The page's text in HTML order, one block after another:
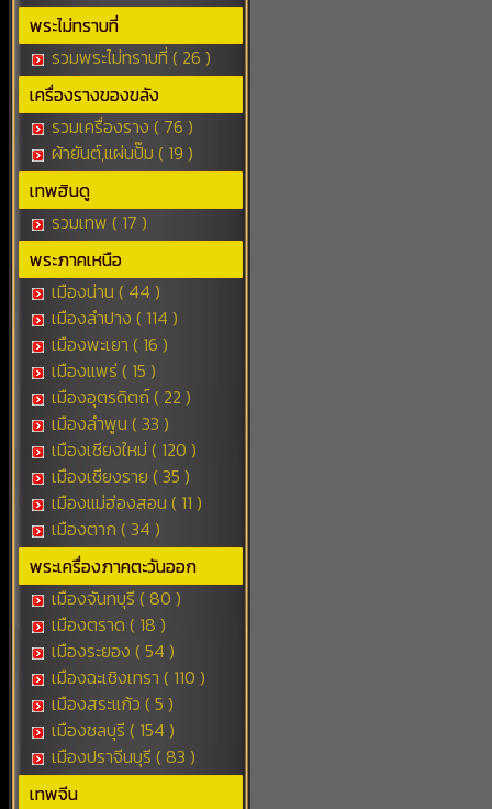
พระไม่ทราบที่
รวมพระไม่ทราบที่ ( 26 )
เครื่องรางของขลัง
รวมเครื่องราง ( 76 )
ผ้ายันต์,แผ่นปั๊ม ( 19 )
เทพฮินดู
รวมเทพ ( 17 )
พระภาคเหนือ
เมืองน่าน ( 44 )
เมืองลำปาง ( 114 )
เมืองพะเยา ( 16 )
เมืองแพร่ ( 15 )
เมืองอุตรดิตถ์ ( 22 )
เมืองลำพูน ( 33 )
เมืองเชียงใหม่ ( 120 )
เมืองเชียงราย ( 35 )
เมืองแม่ฮ่องสอน ( 11 )
เมืองตาก ( 34 )
พระเครื่องภาคตะวันออก
เมืองจันทบุรี ( 80 )
เมืองตราด ( 18 )
เมืองระยอง ( 54 )
เมืองฉะเชิงเทรา ( 110 )
เมืองสระแก้ว ( 5 )
เมืองชลบุรี ( 154 )
เมืองปราจีนบุรี ( 83 )
เทพจีน